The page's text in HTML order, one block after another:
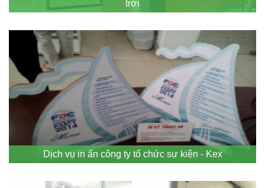
trời
Dịch vụ in ấn công ty tổ chức sự kiện - Kex